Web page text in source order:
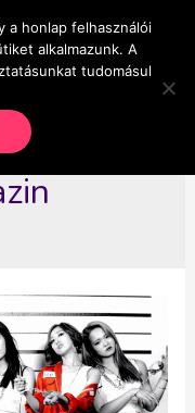
Main
a honlap felhasználói
alkalmazunk. A
tudomásul